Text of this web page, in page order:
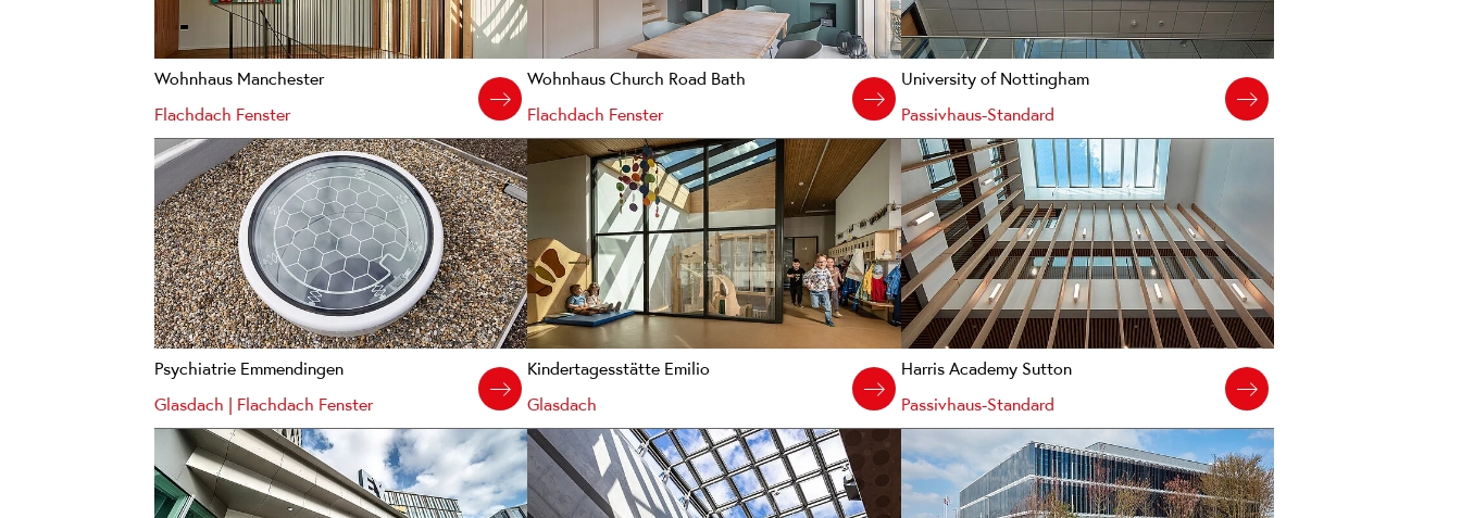
Wohnhaus Manchester
Flachdach Fenster
Wohnhaus Church Road Bath
Flachdach Fenster
University of Nottingham
Passivhaus-Standard
Psychiatrie Emmendingen
Glasdach | Flachdach Fenster
Kindertagesstätte Emilio
Glasdach
Harris Academy Sutton
Passivhaus-Standard